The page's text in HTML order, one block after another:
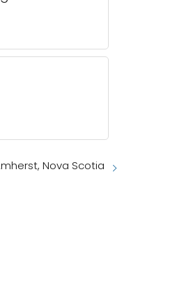
Nova Scotia